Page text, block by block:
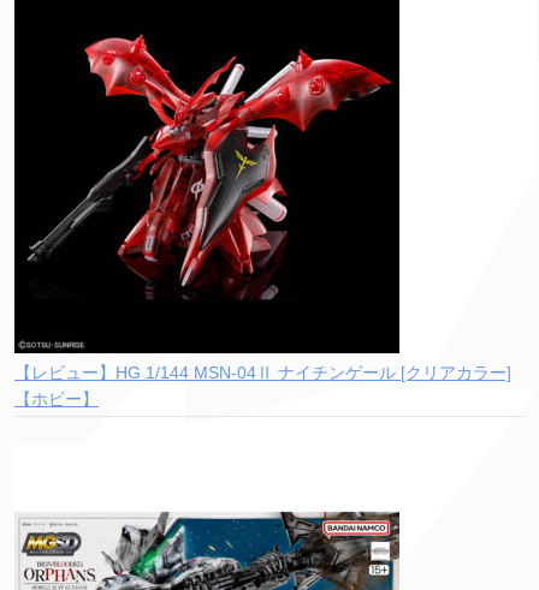
【レビュー】HG 1/144 MSN-04Ⅱ ナイチンゲール [クリアカラー]
【ホビー】